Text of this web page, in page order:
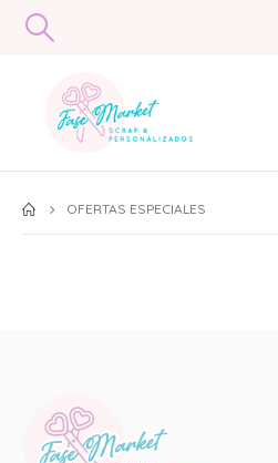
OFERTAS ESPECIALES